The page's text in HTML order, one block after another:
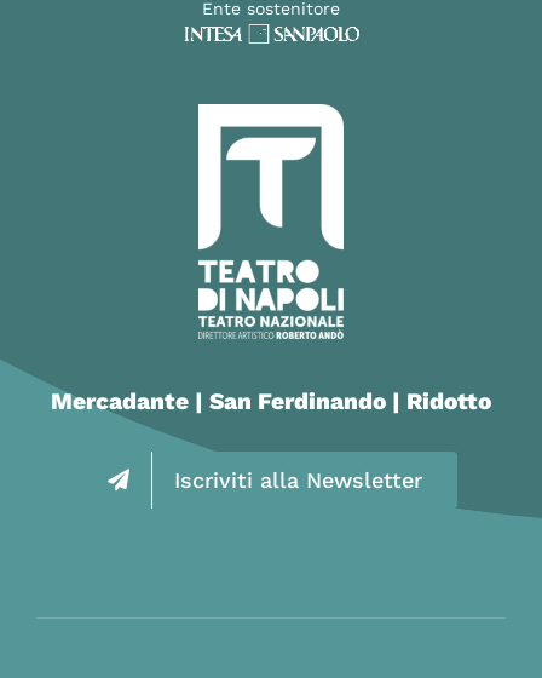
Ente sostenitore
Mercadante | San Ferdinando | Ridotto
Iscriviti alla Newsletter